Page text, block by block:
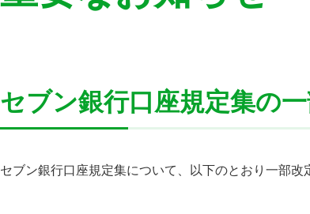
セブン銀行口座規定集の
セブン銀行口座規定集について、以下のとおり一部改